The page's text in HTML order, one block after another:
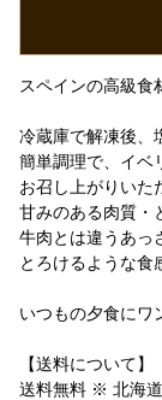
スペインの高級食
冷蔵庫で解凍後、
簡単調理で、イベ
お召し上がりいた
甘みのある肉質・
牛肉とは違うあっ
とろけるような食
いつもの夕食にワ
【送料について】
送料無料 ※ 北海